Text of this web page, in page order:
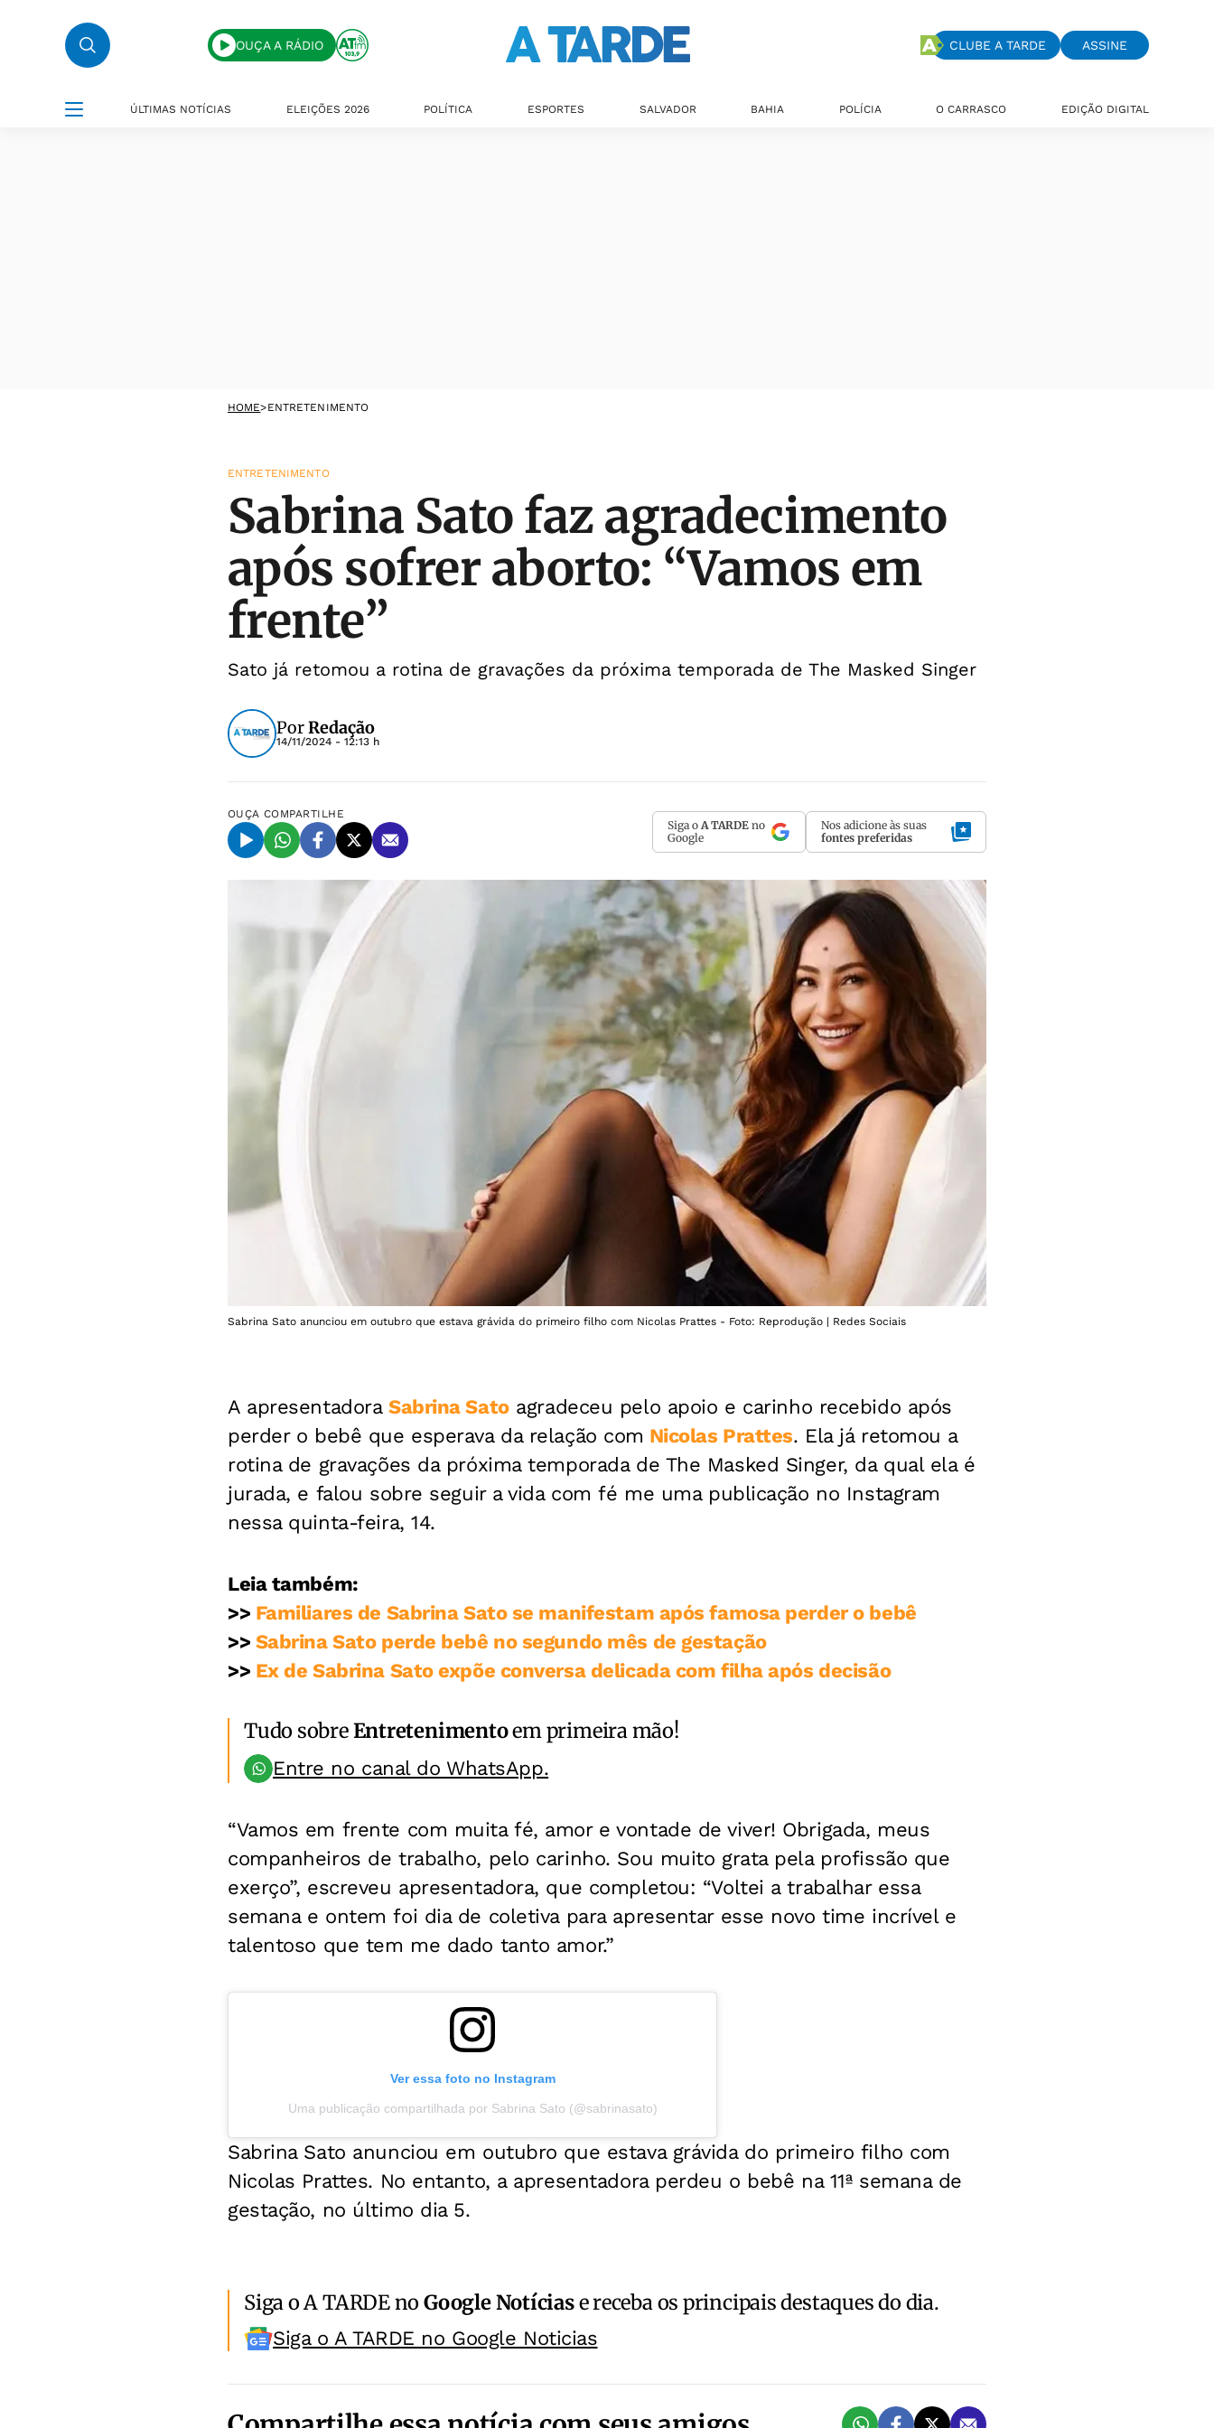
OUÇA A RÁDIO CLUBE A TARDE ASSINE
ÚLTIMAS NOTÍCIAS ELEIÇÕES 2026 POLÍTICA ESPORTES SALVADOR BAHIA POLÍCIA O CARRASCO EDIÇÃO DIGITAL
HOME>ENTRETENIMENTO
ENTRETENIMENTO
Sabrina Sato faz agradecimento
após sofrer aborto: “Vamos em
frente”
Sato já retomou a rotina de gravações da próxima temporada de The Masked Singer
PorRedação
14/11/2024 - 12:13 h
OUÇA COMPARTILHE
Siga o A TARDE no
Google
Nos adicione às suas
fontes preferidas
Sabrina Sato anunciou em outubro que estava grávida do primeiro filho com Nicolas Prattes - Foto: Reprodução | Redes Sociais
A apresentadora Sabrina Satoagradeceu pelo apoio e carinho recebido após
perder o bebê que esperava da relação com Nicolas Prattes. Ela já retomou a
rotina de gravações da próxima temporada de The Masked Singer, da qual ela é
jurada, e falou sobre seguir a vida com fé me uma publicação no Instagram
nessa quinta-feira, 14.
Leia também:
>> Familiares de Sabrina Sato se manifestam após famosa perder o bebê
>> Sabrina Sato perde bebê no segundo mês de gestação
>> Ex de Sabrina Sato expõe conversa delicada com filha após decisão
Tudo sobreEntretenimentoem primeira mão!
Entre no canal do WhatsApp.
“Vamos em frente com muita fé, amor e vontade de viver! Obrigada, meus
companheiros de trabalho, pelo carinho. Sou muito grata pela profissão que
exerço”, escreveu apresentadora, que completou: “Voltei a trabalhar essa
semana e ontem foi dia de coletiva para apresentar esse novo time incrível e
talentoso que tem me dado tanto amor.”
Ver essa foto no Instagram
Uma publicação compartilhada por Sabrina Sato (@sabrinasato)
Sabrina Sato anunciou em outubro que estava grávida do primeiro filho com
Nicolas Prattes. No entanto, a apresentadora perdeu o bebê na 11ª semana de
gestação, no último dia 5.
Siga o A TARDE noGoogle Notíciase receba os principais destaques do dia.
Siga o A TARDE no Google Noticias